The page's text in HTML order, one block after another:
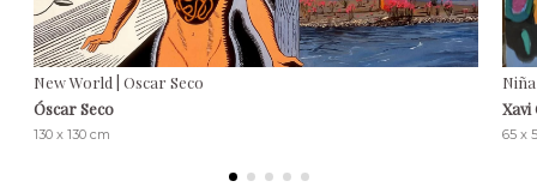
New World | Oscar Seco
Óscar Seco
130 x 130 cm
Xavi
65 x